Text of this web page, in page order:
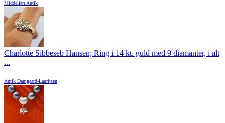
Middelfart Antik
Charlotte Sibbeseb Hansen; Ring i 14 kt. guld med 9 diamanter, i alt
...
Antik Damgaard-Lauritsen